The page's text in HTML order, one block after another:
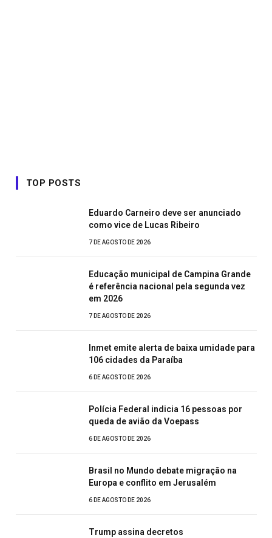
TOP POSTS
Eduardo Carneiro deve ser anunciado
como vice de Lucas Ribeiro
7 DE AGOSTO DE 2026
Educação municipal de Campina Grande
é referência nacional pela segunda vez
em 2026
7 DE AGOSTO DE 2026
Inmet emite alerta de baixa umidade para
106 cidades da Paraíba
6 DE AGOSTO DE 2026
Polícia Federal indicia 16 pessoas por
queda de avião da Voepass
6 DE AGOSTO DE 2026
Brasil no Mundo debate migração na
Europa e conflito em Jerusalém
6 DE AGOSTO DE 2026
Trump assina decretos